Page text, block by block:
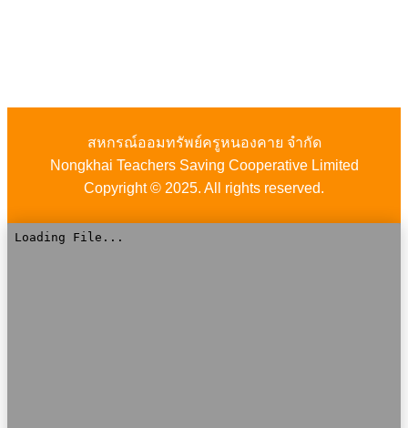
สหกรณ์ออมทรัพย์ครูหนองคาย จำกัด
Nongkhai Teachers Saving Cooperative Limited
Copyright © 2025. All rights reserved.